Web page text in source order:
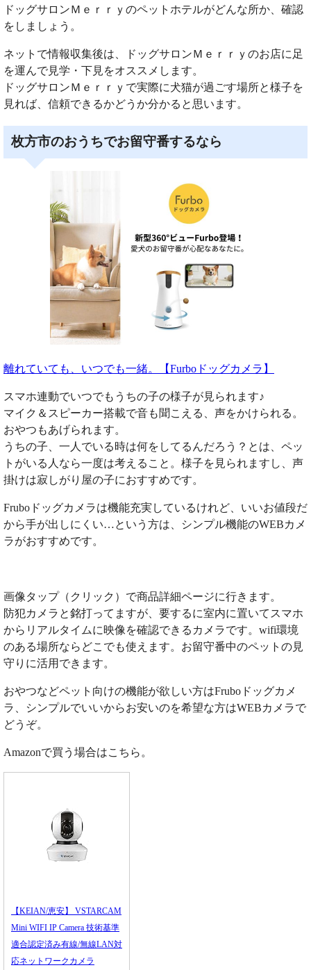
ドッグサロンＭｅｒｒｙのペットホテルがどんな所か、確認
をしましょう。
ネットで情報収集後は、ドッグサロンＭｅｒｒｙのお店に足
を運んで見学・下見をオススメします。
ドッグサロンＭｅｒｒｙで実際に犬猫が過ごす場所と様子を
見れば、信頼できるかどうか分かると思います。
枚方市のおうちでお留守番するなら
離れていても、いつでも一緒。【Furboドッグカメラ】
スマホ連動でいつでもうちの子の様子が見られます♪
マイク＆スピーカー搭載で音も聞こえる、声をかけられる。
おやつもあげられます。
うちの子、一人でいる時は何をしてるんだろう？とは、ペッ
トがいる人なら一度は考えること。様子を見られますし、声
掛けは寂しがり屋の子におすすめです。
Fruboドッグカメラは機能充実しているけれど、いいお値段だ
から手が出しにくい…という方は、シンプル機能のWEBカメ
ラがおすすめです。
画像タップ（クリック）で商品詳細ページに行きます。
防犯カメラと銘打ってますが、要するに室内に置いてスマホ
からリアルタイムに映像を確認できるカメラです。wifi環境
のある場所ならどこでも使えます。お留守番中のペットの見
守りに活用できます。
おやつなどペット向けの機能が欲しい方はFruboドッグカメ
ラ、シンプルでいいからお安いのを希望な方はWEBカメラで
どうぞ。
Amazonで買う場合はこちら。
【KEIAN/恵安】 VSTARCAM
Mini WIFI IP Camera 技術基準
適合認定済み有線/無線LAN対
応ネットワークカメラ